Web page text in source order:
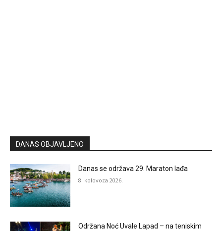
DANAS OBJAVLJENO
Danas se održava 29. Maraton lađa
8. kolovoza 2026.
Održana Noć Uvale Lapad – na teniskim